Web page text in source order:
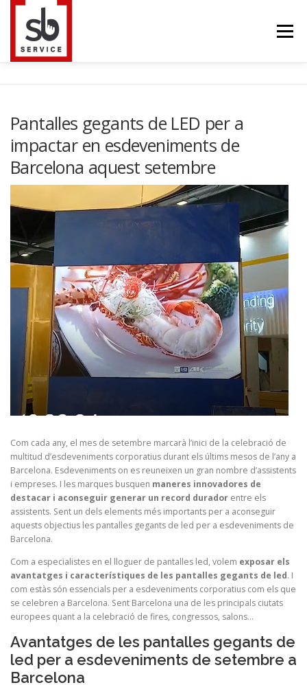
Saltar
contenido
Menú
TELEVISORS
IDIOMA
Pantalles gegants de LED per a
impactar en esdeveniments de
Barcelona aquest setembre
Com cada any, el mes de setembre marcarà l’inici de la celebració de
multitud d’esdeveniments corporatius durant els últims mesos de l’any a
Barcelona. Esdeveniments on es reuneixen un gran nombre d’assistents
i empreses. I les marques busquen maneres innovadores de
destacar i aconseguir generar un record durador entre els
assistents. Sent un dels elements més importants per a aconseguir
aquests objectius les pantalles gegants de led per a esdeveniments de
Barcelona.
Com a especialistes en el lloguer de pantalles led, volem exposar els
avantatges i característiques de les pantalles gegants de led. I
com estàs són essencials per a esdeveniments corporatius com els que
se celebren a Barcelona. Sent Barcelona una de les principals ciutats
europees quant a la celebració de fires, congressos, salons…
Avantatges de les pantalles gegants de
led per a esdeveniments de setembre a
Barcelona